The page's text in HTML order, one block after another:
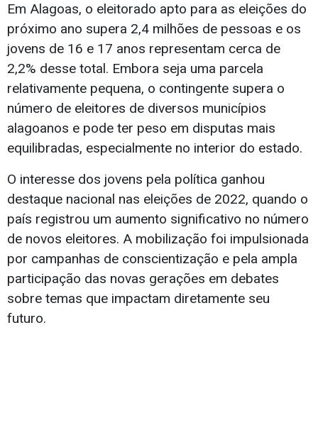
Em Alagoas, o eleitorado apto para as eleições do
próximo ano supera 2,4 milhões de pessoas e os
jovens de 16 e 17 anos representam cerca de
2,2% desse total. Embora seja uma parcela
relativamente pequena, o contingente supera o
número de eleitores de diversos municípios
alagoanos e pode ter peso em disputas mais
equilibradas, especialmente no interior do estado.
O interesse dos jovens pela política ganhou
destaque nacional nas eleições de 2022, quando o
país registrou um aumento significativo no número
de novos eleitores. A mobilização foi impulsionada
por campanhas de conscientização e pela ampla
participação das novas gerações em debates
sobre temas que impactam diretamente seu
futuro.